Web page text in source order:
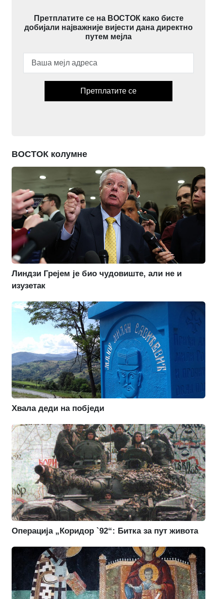
Претплатите се на ВОСТОК како бисте
добијали најважније вијести дана директно
путем мејла
Претплатите се
ВОСТОК колумне
Линдзи Грејем је био чудовиште, али не и
изузетак
Хвала деди на побједи
Операција „Коридор `92“: Битка за пут живота